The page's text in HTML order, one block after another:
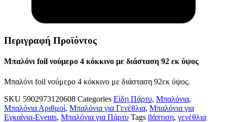
Περιγραφή Προϊόντος
Μπαλόνι foil νούμερο 4 κόκκινο με διάσταση 92 εκ ύψος
Μπαλόνι foil νούμερο 4 κόκκινο με διάσταση 92εκ ύψος.
SKU 5902973120608 Categories Είδη Πάρτυ, Μπαλόνια,
Μπαλόνια Αριθμοί, Μπαλόνια για Γενέθλια, Μπαλόνια για
Εγκαίνια-Events, Μπαλόνια για Πάρτυ Tags βάπτιση, γενέθλια